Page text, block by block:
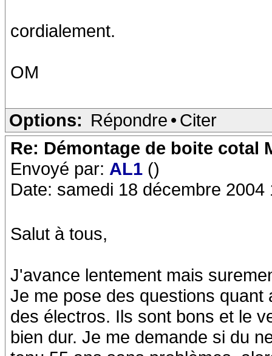
cordialement.
OM
Options: Répondre • Citer
Re: Démontage de boite cotal
Envoyé par: AL1 ()
Date: samedi 18 décembre 2004
Salut à tous,
J'avance lentement mais
Je me pose des questions
des électros. Ils sont bons et le
bien dur. Je me demande si du